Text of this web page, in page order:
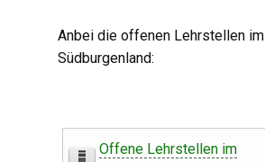
Anbei die offenen Lehrstellen im
Südburgenland:
Offene Lehrstellen im